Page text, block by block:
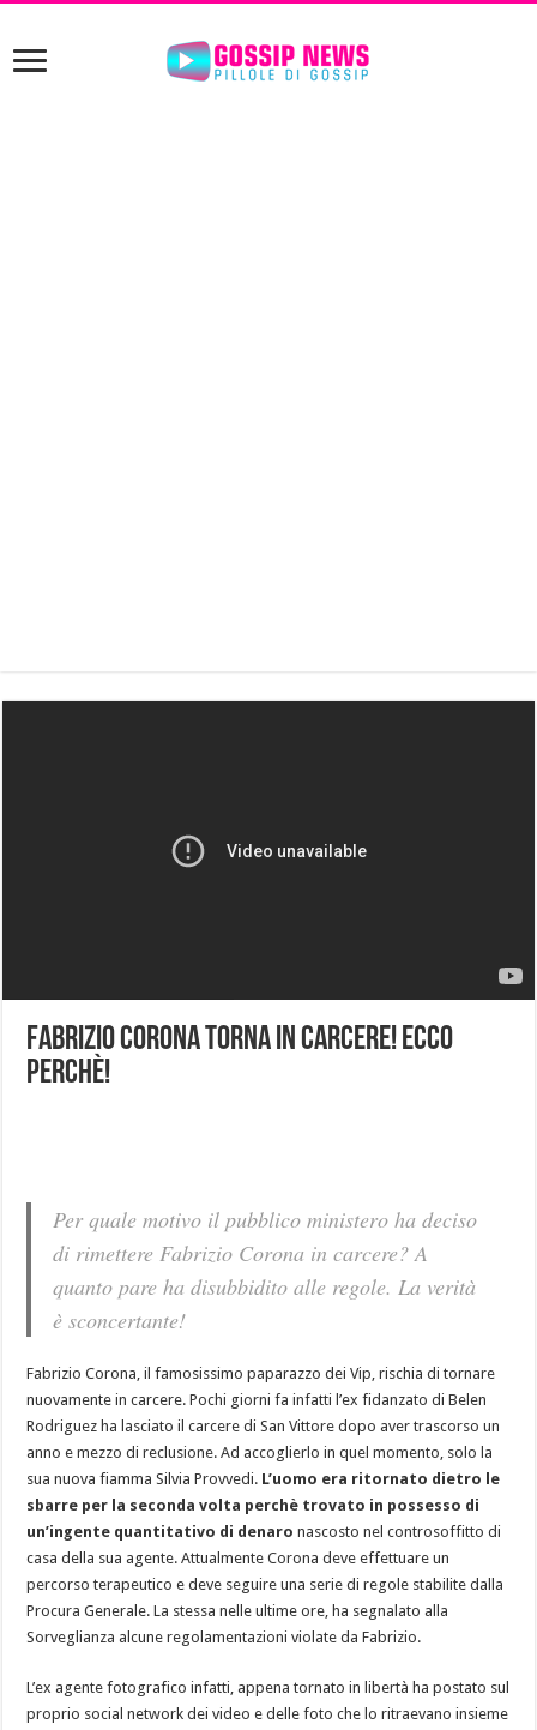
Fabrizio Corona torna in carcere! Ecco
perchè!
Per quale motivo il pubblico ministero ha deciso
di rimettere Fabrizio Corona in carcere? A
quanto pare ha disubbidito alle regole. La verità
è sconcertante!
Fabrizio Corona, il famosissimo paparazzo dei Vip, rischia di tornare
nuovamente in carcere. Pochi giorni fa infatti l’ex fidanzato di Belen
Rodriguez ha lasciato il carcere di San Vittore dopo aver trascorso un
anno e mezzo di reclusione. Ad accoglierlo in quel momento, solo la
sua nuova fiamma Silvia Provvedi. L’uomo era ritornato dietro le
sbarre per la seconda volta perchè trovato in possesso di
un’ingente quantitativo di denaro nascosto nel controsoffitto di
casa della sua agente. Attualmente Corona deve effettuare un
percorso terapeutico e deve seguire una serie di regole stabilite dalla
Procura Generale. La stessa nelle ultime ore, ha segnalato alla
Sorveglianza alcune regolamentazioni violate da Fabrizio.
L’ex agente fotografico infatti, appena tornato in libertà ha postato sul
proprio social network dei video e delle foto che lo ritraevano insieme